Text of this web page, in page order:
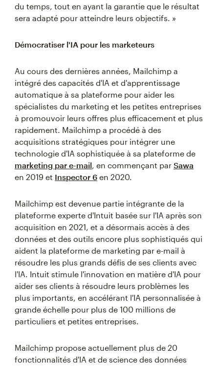
du temps, tout en ayant la garantie que le résultat
sera adapté pour atteindre leurs objectifs. »
Démocratiser l'IA pour les marketeurs
Au cours des dernières années, Mailchimp a
intégré des capacités d'IA et d'apprentissage
automatique à sa plateforme pour aider les
spécialistes du marketing et les petites entreprises
à promouvoir leurs offres plus efficacement et plus
rapidement. Mailchimp a procédé à des
acquisitions stratégiques pour intégrer une
technologie d'IA sophistiquée à sa plateforme de
marketing par e-mail, en commençant par Sawa
en 2019 et Inspector 6 en 2020.
Mailchimp est devenue partie intégrante de la
plateforme experte d'Intuit basée sur l'IA après son
acquisition en 2021, et a désormais accès à des
données et des outils encore plus sophistiqués qui
aident la plateforme de marketing par e-mail à
résoudre les plus grands défis de ses clients avec
l'IA. Intuit stimule l'innovation en matière d'IA pour
aider ses clients à résoudre leurs problèmes les
plus importants, en accélérant l'IA personnalisée à
grande échelle pour plus de 100 millions de
particuliers et petites entreprises.
Mailchimp propose actuellement plus de 20
fonctionnalités d'IA et de science des données